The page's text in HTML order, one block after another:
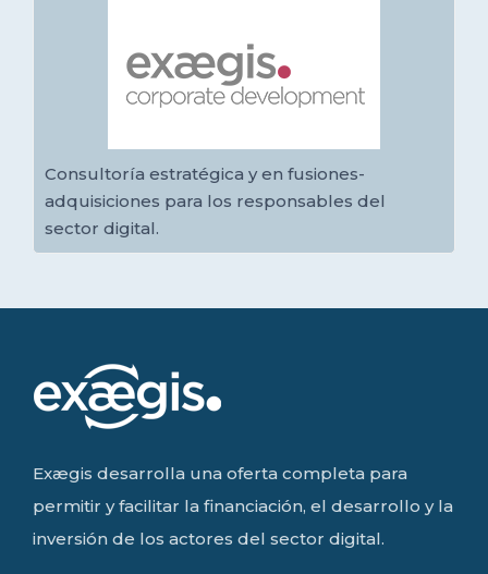
Consultoría estratégica y en fusiones-
adquisiciones para los responsables del
sector digital.
Exægis desarrolla una oferta completa para
permitir y facilitar la financiación, el desarrollo y la
inversión de los actores del sector digital.